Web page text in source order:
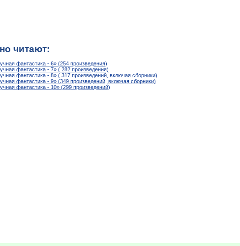
читают:
фантастика - 6» (254 произведения)
фантастика - 7» ( 282 произведения)
фантастика - 8» ( 317 произведений, включая сборники)
фантастика - 9» (349 произведений, включая сборники)
фантастика - 10» (299 произведений)